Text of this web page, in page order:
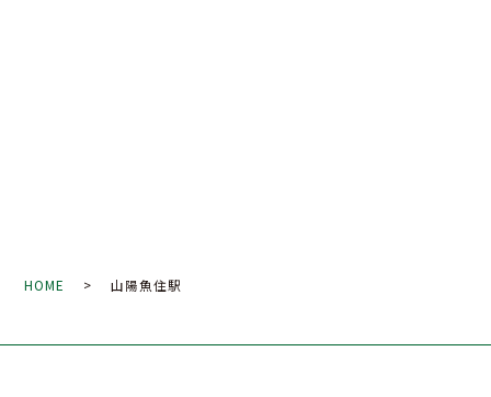
HOME > 山陽魚住駅